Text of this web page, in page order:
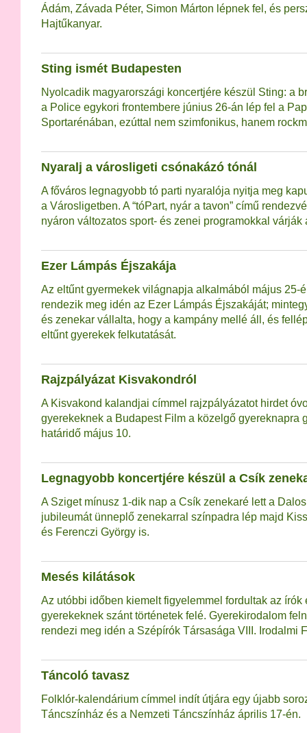
Ádám, Závada Péter, Simon Márton lépnek fel, és
Hajtűkanyar.
Sting ismét Budapesten
Nyolcadik magyarországi koncertjére készül Sting: a
a Police egykori frontembere június 26-án lép fel a
Sportarénában, ezúttal nem szimfonikus, hanem
Nyaralj a városligeti csónakázó tónál
A főváros legnagyobb tó parti nyaralója nyitja meg
a Városligetben. A “tóPart, nyár a tavon” című
nyáron változatos sport- és zenei programokkal várják
Ezer Lámpás Éjszakája
Az eltűnt gyermekek világnapja alkalmából május 25-
rendezik meg idén az Ezer Lámpás Éjszakáját;
és zenekar vállalta, hogy a kampány mellé áll, és
eltűnt gyerekek felkutatását.
Rajzpályázat Kisvakondról
A Kisvakond kalandjai címmel rajzpályázatot hirdet
gyerekeknek a Budapest Film a közelgő gyereknapra
határidő május 10.
Legnagyobb koncertjére készül a Csík
A Sziget mínusz 1-dik nap a Csík zenekaré lett a
jubileumát ünneplő zenekarral színpadra lép majd
és Ferenczi György is.
Mesés kilátások
Az utóbbi időben kiemelt figyelemmel fordultak az írók
gyerekeknek szánt történetek felé. Gyerekirodalom
rendezi meg idén a Szépírók Társasága VIII. Irodalmi
Táncoló tavasz
Folklór-kalendárium címmel indít útjára egy újabb
Táncszínház és a Nemzeti Táncszínház április 17-én.